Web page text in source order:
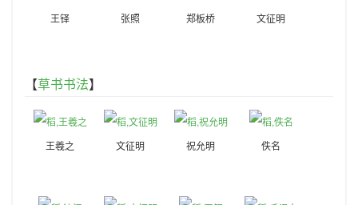
王铎 张照 郑板桥 文征明
【草书书法】
王羲之 文征明 祝允明 佚名